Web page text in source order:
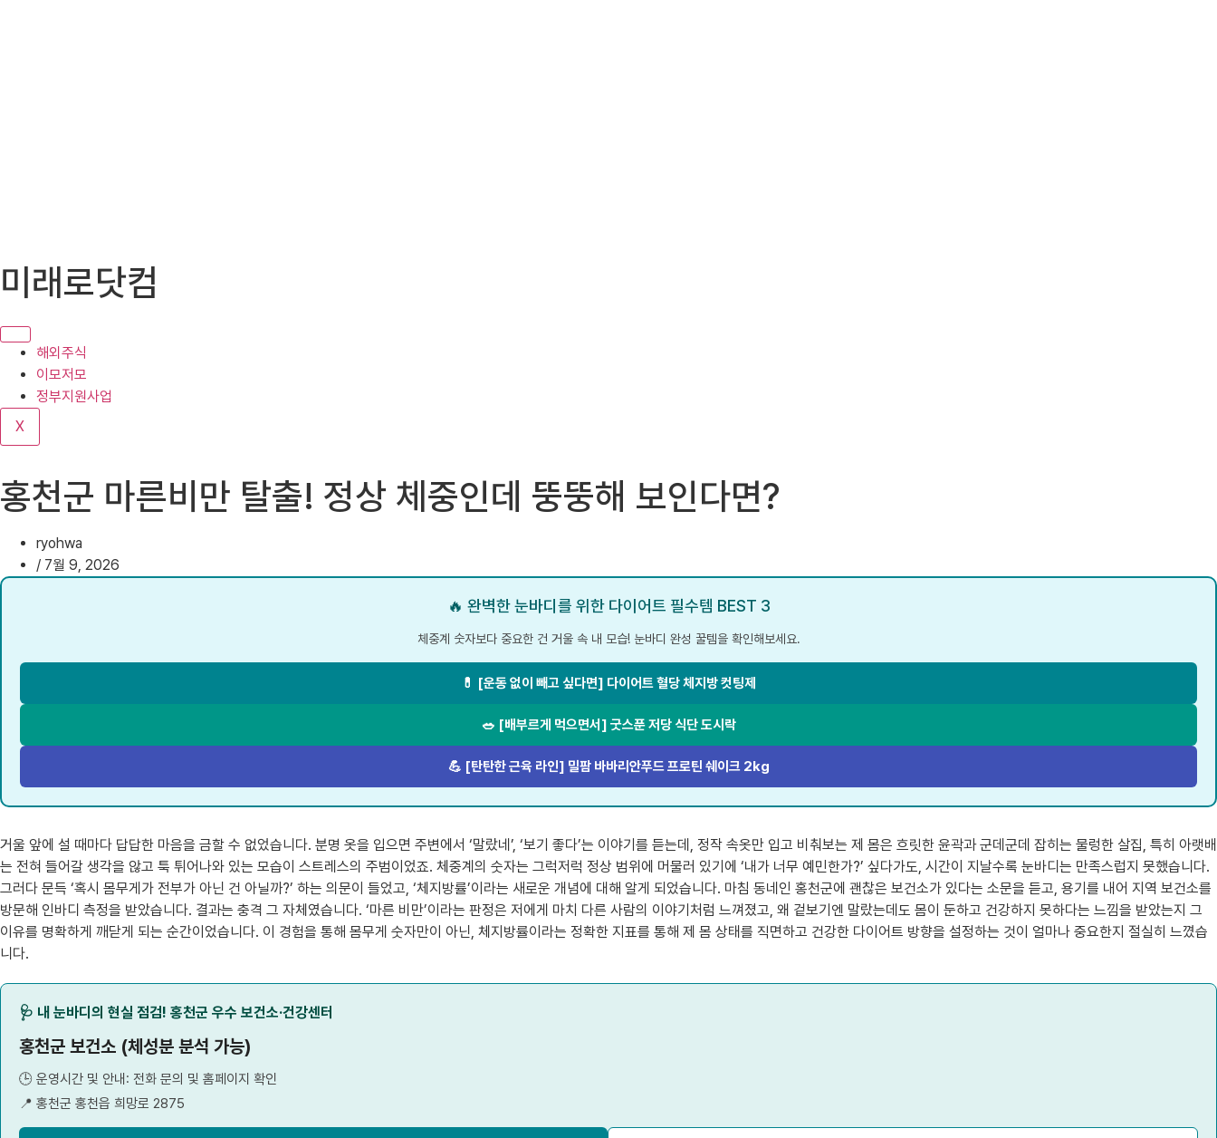
텐
로
기
미래로닷컴
해외주식
이모저모
정부지원사업
X
홍천군 마른비만 탈출! 정상 체중인데 뚱뚱해 보인다면?
ryohwa
/ 7월 9, 2026
🔥 완벽한 눈바디를 위한 다이어트 필수템 BEST 3
체중계 숫자보다 중요한 건 거울 속 내 모습! 눈바디 완성 꿀템을 확인해보세요.
💊 [운동 없이 빼고 싶다면] 다이어트 혈당 체지방 컷팅제
🥗 [배부르게 먹으면서] 굿스푼 저당 식단 도시락
💪 [탄탄한 근육 라인] 밀팜 바바리안푸드 프로틴 쉐이크 2kg
거울 앞에 설 때마다 답답한 마음을 금할 수 없었습니다. 분명 옷을 입으면 주변에서 ‘말랐네’, ‘보기 좋다’는 이야기를 듣는데, 정작 속옷만 입고 비춰보는 제 몸은 흐릿한 윤곽과 군데군데 잡히는 물렁한 살집, 특히 아랫배
는 전혀 들어갈 생각을 않고 툭 튀어나와 있는 모습이 스트레스의 주범이었죠. 체중계의 숫자는 그럭저럭 정상 범위에 머물러 있기에 ‘내가 너무 예민한가?’ 싶다가도, 시간이 지날수록 눈바디는 만족스럽지 못했습니다.
그러다 문득 ‘혹시 몸무게가 전부가 아닌 건 아닐까?’ 하는 의문이 들었고, ‘체지방률’이라는 새로운 개념에 대해 알게 되었습니다. 마침 동네인 홍천군에 괜찮은 보건소가 있다는 소문을 듣고, 용기를 내어 지역 보건소를
방문해 인바디 측정을 받았습니다. 결과는 충격 그 자체였습니다. ‘마른 비만’이라는 판정은 저에게 마치 다른 사람의 이야기처럼 느껴졌고, 왜 겉보기엔 말랐는데도 몸이 둔하고 건강하지 못하다는 느낌을 받았는지 그
이유를 명확하게 깨닫게 되는 순간이었습니다. 이 경험을 통해 몸무게 숫자만이 아닌, 체지방률이라는 정확한 지표를 통해 제 몸 상태를 직면하고 건강한 다이어트 방향을 설정하는 것이 얼마나 중요한지 절실히 느꼈습
니다.
🩺 내 눈바디의 현실 점검! 홍천군 우수 보건소·건강센터
홍천군 보건소 (체성분 분석 가능)
🕒 운영시간 및 안내: 전화 문의 및 홈페이지 확인
📍 홍천군 홍천읍 희망로 2875